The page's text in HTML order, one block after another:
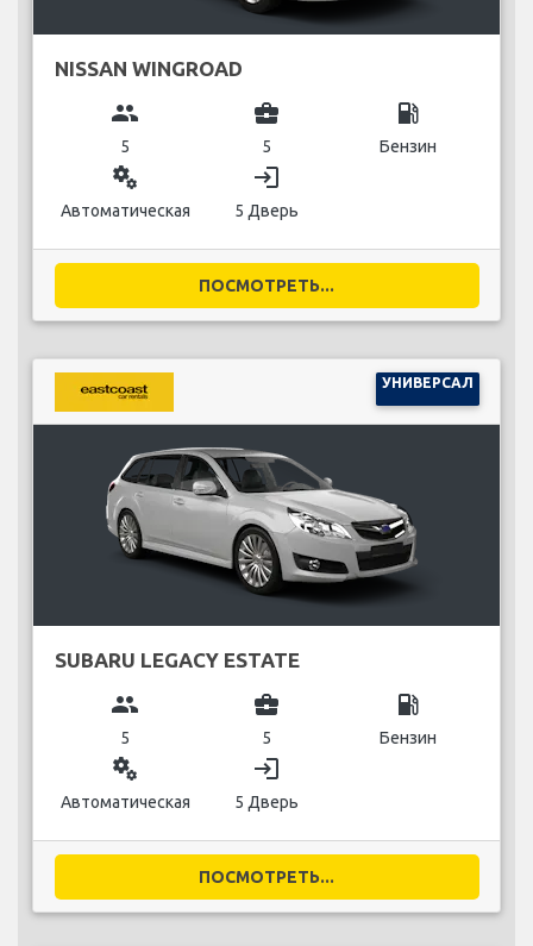
NISSAN WINGROAD
group
5
business_center
5
local_gas_station
Бензин
miscellaneous_services
Автоматическая
login
5 Дверь
ПОСМОТРЕТЬ...
УНИВЕРСАЛ
SUBARU LEGACY ESTATE
group
5
business_center
5
local_gas_station
Бензин
miscellaneous_services
Автоматическая
login
5 Дверь
ПОСМОТРЕТЬ...